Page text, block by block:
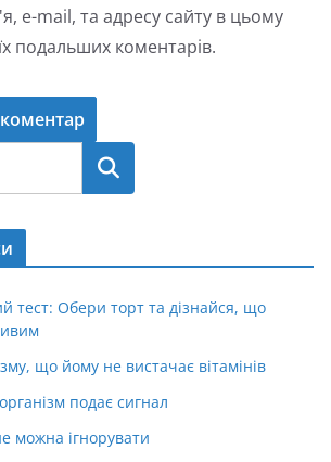
e-mail, та адресу сайту в цьому
подальших коментарів.
Пошук
тест: Обери торт та дізнайся, що
що йому не вистачає вітамінів
подає сигнал
можна ігнорувати